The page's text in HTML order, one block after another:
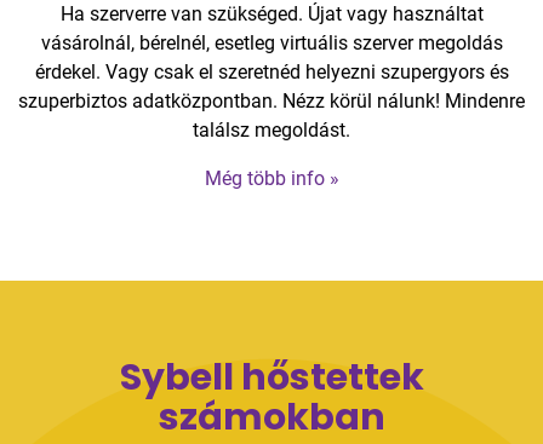
Ha szerverre van szükséged. Újat vagy használtat
vásárolnál, bérelnél, esetleg virtuális szerver megoldás
érdekel. Vagy csak el szeretnéd helyezni szupergyors és
szuperbiztos adatközpontban. Nézz körül nálunk! Mindenre
találsz megoldást.
Még több info »
Sybell hőstettek
számokban